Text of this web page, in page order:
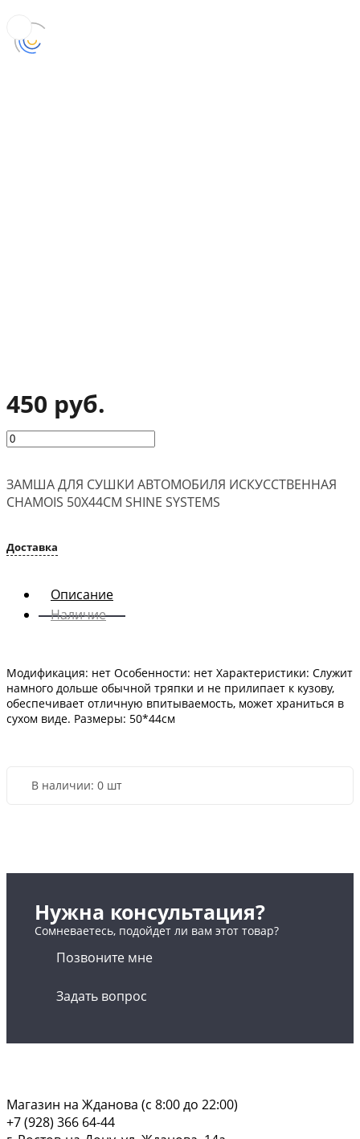
450 руб.
ЗАМША ДЛЯ СУШКИ АВТОМОБИЛЯ ИСКУССТВЕННАЯ
CHAMOIS 50Х44СМ SHINE SYSTEMS
Доставка
Описание
Наличие
Модификация: нет Особенности: нет Характеристики: Служит
намного дольше обычной тряпки и не прилипает к кузову,
обеспечивает отличную впитываемость, может храниться в
сухом виде. Размеры: 50*44см
В наличии: 0 шт
Нужна консультация?
Сомневаетесь, подойдет ли вам этот товар?
Позвоните мне
Задать вопрос
Магазин на Жданова (c 8:00 до 22:00)
+7 (928) 366 64-44